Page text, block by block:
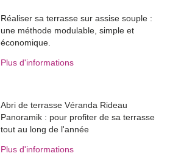
Réaliser sa terrasse sur assise souple :
une méthode modulable, simple et
économique.
Plus d'informations
Abri de terrasse Véranda Rideau
Panoramik : pour profiter de sa terrasse
tout au long de l'année
Plus d'informations